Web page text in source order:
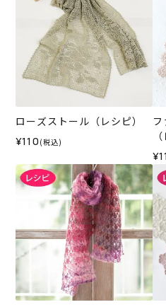
ローズストール（レシピ）
¥110 (税込)